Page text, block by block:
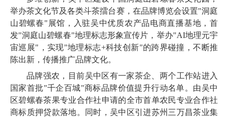
举办茶文化节及各类斗茶擂台赛，在品牌博览会设置"洞庭
山碧螺春"展馆，入驻吴中优质农产品电商直播基地，首
发"洞庭山碧螺春"地理标志形象宣传片，举办"AI地理元宇
宙巡展"，实现"地理标志+科技创新"的跨界碰撞，不断推
陈出新，传播推广品牌文化。
品牌强农，目前吴中区有一家茶企、两个工作站进入
国家首批"千企百城"商标品牌价值提升行动名单。由吴中
区碧螺春茶果专业合作社申请的全市首单农民专业合作社
商标质押贷款落地。同时，吴中区引进苏州三万昌茶业集